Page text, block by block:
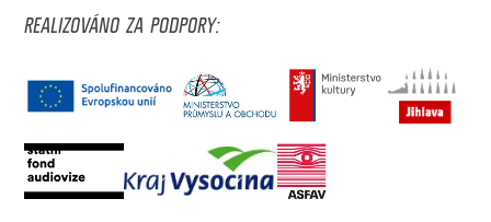
REALIZOVÁNO ZA PODPORY: